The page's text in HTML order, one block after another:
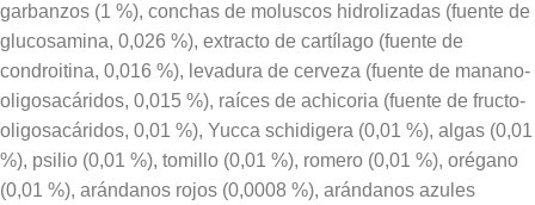
garbanzos (1 %), conchas de moluscos hidrolizadas (fuente de
glucosamina, 0,026 %), extracto de cartílago (fuente de
condroitina, 0,016 %), levadura de cerveza (fuente de manano-
oligosacáridos, 0,015 %), raíces de achicoria (fuente de fructo-
oligosacáridos, 0,01 %), Yucca schidigera (0,01 %), algas (0,01
%), psilio (0,01 %), tomillo (0,01 %), romero (0,01 %), orégano
(0,01 %), arándanos rojos (0,0008 %), arándanos azules